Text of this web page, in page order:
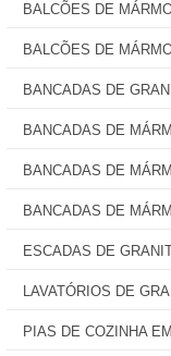
BALCÕES DE
BALCÕES DE
BANCADAS DE
BANCADAS DE
BANCADAS DE
BANCADAS DE
ESCADAS DE
LAVATÓRIOS DE
PIAS DE COZINHA